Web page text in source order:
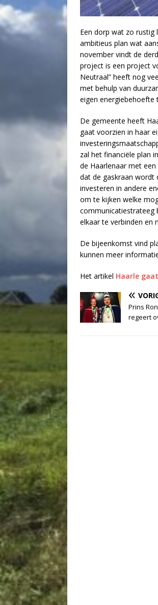
Een dorp wat zo rustig
ambitieus plan wat
november vindt de
project is een project
Neutraal” heeft nog
met behulp van
eigen
De gemeente heeft
gaat voorzien in haar
zal het financiële plan
de Haarlenaar met
dat de gaskraan wordt
investeren in andere
om te kijken welke
communicatiestrateeg
elkaar te verbinden en
De bijeenkomst vind
kunnen meer
Het artikel Haarle
Prins
regeert